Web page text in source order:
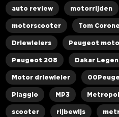
auto review motorrijden
motorscooter Tom
Driewielers Peugeot
Peugeot 208 Dakar
Motor driewieler
Piaggio MP3
scooter rijbewijs